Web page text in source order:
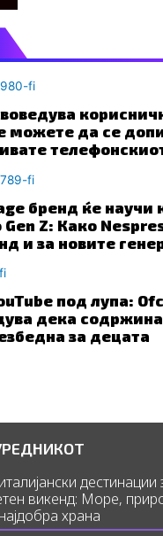
можете да се
бренд ќе научи
Gen Z: Како
и за новите
под лупа:
дека
за децата
викенд: Море,
храна